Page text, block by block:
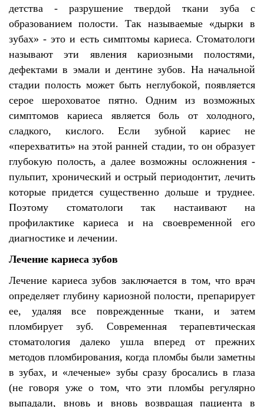
детства - разрушение твердой ткани зуба с
образованием полости. Так называемые «дырки в
зубах» - это и есть симптомы кариеса. Стоматологи
называют эти явления кариозными полостями,
дефектами в эмали и дентине зубов. На начальной
стадии полость может быть неглубокой, появляется
серое шероховатое пятно. Одним из возможных
симптомов кариеса является боль от холодного,
сладкого, кислого. Если зубной кариес не
«перехватить» на этой ранней стадии, то он образует
глубокую полость, а далее возможны осложнения -
пульпит, хронический и острый периодонтит, лечить
которые придется существенно дольше и труднее.
Поэтому стоматологи так настаивают на
профилактике кариеса и на своевременной его
диагностике и лечении.
Лечение кариеса зубов
Лечение кариеса зубов заключается в том, что врач
определяет глубину кариозной полости, препарирует
ее, удаляя все поврежденные ткани, и затем
пломбирует зуб. Современная терапевтическая
стоматология далеко ушла вперед от прежних
методов пломбирования, когда пломбы были заметны
в зубах, и «леченые» зубы сразу бросались в глаза
(не говоря уже о том, что эти пломбы регулярно
выпадали, вновь и вновь возвращая пациента в